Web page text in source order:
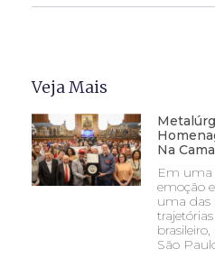
Veja Mais
Na
Em uma
emoção
uma das
São